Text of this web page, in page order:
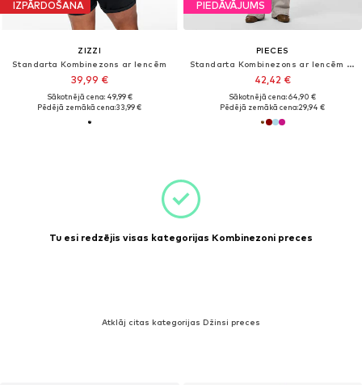
IZPĀRDOŠANA
ZIZZI
Standarta Kombinezons ar lencēm
39,99 €
Sākotnējā cena: 49,99 €
Pēdējā zemākā cena:33,99 €
PIEDĀVĀJUMS
PIECES
Standarta Kombinezons ar lencēm 'PCAllo'
42,42 €
Sākotnējā cena: 64,90 €
Pēdējā zemākā cena:29,94 €
Tu esi redzējis visas kategorijas Kombinezoni preces
Atklāj citas kategorijas Džinsi preces